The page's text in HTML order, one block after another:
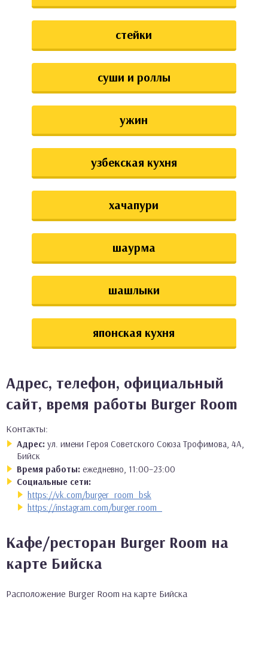
стейки
суши и роллы
ужин
узбекская кухня
хачапури
шаурма
шашлыки
японская кухня
Адрес, телефон, официальный
сайт, время работы Burger Room
Контакты:
Адрес: ул. имени Героя Советского Союза Трофимова, 4А,
Бийск
Время работы: ежедневно, 11:00–23:00
Социальные сети:
https://vk.com/burger_room_bsk
https://instagram.com/burger.room_
Кафе/ресторан Burger Room на
карте Бийска
Расположение Burger Room на карте Бийска